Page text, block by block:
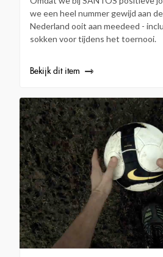
we een heel nummer gewijd aan
Nederland ooit aan meedeed -
sokken voor tijdens het toernooi.
Bekijk dit item